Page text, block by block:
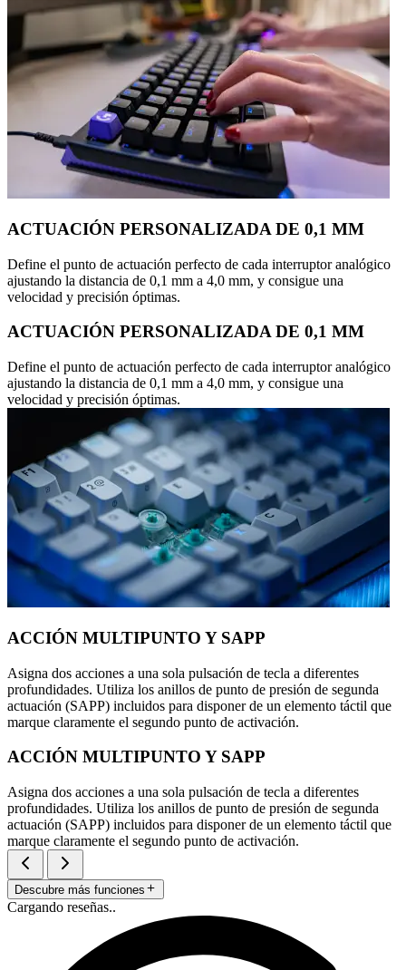
ACTUACIÓN PERSONALIZADA DE 0,1 MM
Define el punto de actuación perfecto de cada interruptor analógico
ajustando la distancia de 0,1 mm a 4,0 mm, y consigue una
velocidad y precisión óptimas.
ACTUACIÓN PERSONALIZADA DE 0,1 MM
Define el punto de actuación perfecto de cada interruptor analógico
ajustando la distancia de 0,1 mm a 4,0 mm, y consigue una
velocidad y precisión óptimas.
ACCIÓN MULTIPUNTO Y SAPP
Asigna dos acciones a una sola pulsación de tecla a diferentes
profundidades. Utiliza los anillos de punto de presión de segunda
actuación (SAPP) incluidos para disponer de un elemento táctil que
marque claramente el segundo punto de activación.
ACCIÓN MULTIPUNTO Y SAPP
Asigna dos acciones a una sola pulsación de tecla a diferentes
profundidades. Utiliza los anillos de punto de presión de segunda
actuación (SAPP) incluidos para disponer de un elemento táctil que
marque claramente el segundo punto de activación.
Descubre más funciones
Cargando reseñas..